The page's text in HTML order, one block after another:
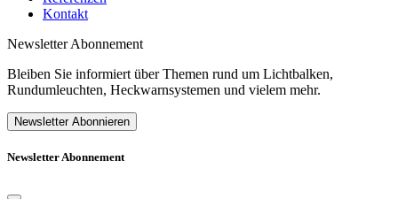
Kontakt
Newsletter Abonnement
Bleiben Sie informiert über Themen rund um Lichtbalken,
Rundumleuchten, Heckwarnsystemen und vielem mehr.
Newsletter Abonnieren
Newsletter Abonnement